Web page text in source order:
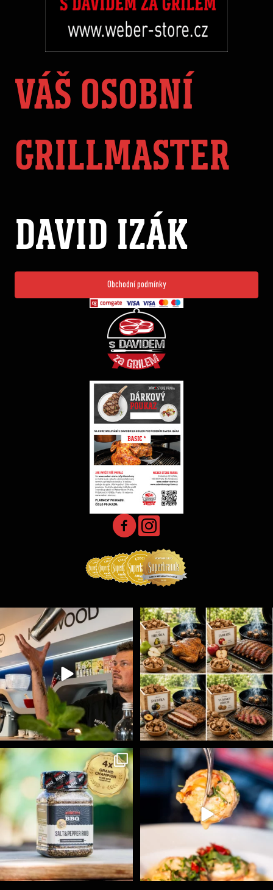
VÁŠ OSOBNÍ
GRILLMASTER
DAVID IZÁK
Obchodní podmínky
Jak může chutnat grilovačka s párováním koktejlů
0
Udící špalíky - BORN TO SMOKE - různé druhy k...
6 0
Koření Suncity – autentická BBQ chuť u vás doma!...
1 0
Spoustu podobných triků, které vám usnadní nejenom...
9 0